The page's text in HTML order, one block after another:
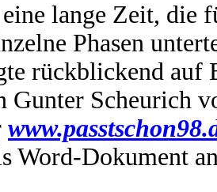
eine lange Zeit, die
Phasen
rückblickend auf
Gunter Scheurich
Word-Dokument